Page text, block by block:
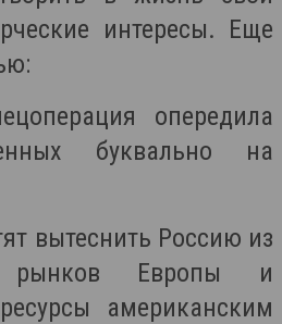
интересы. Еще
опередила
буквально на
вытеснить Россию из
рынков Европы и
американским